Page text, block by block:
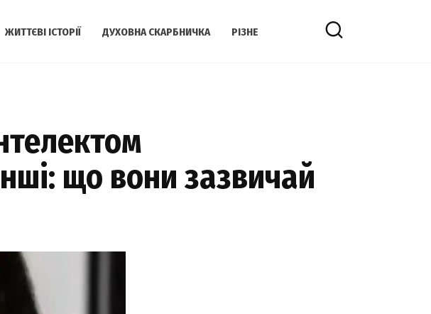
ЖИТТЄВІ ІСТОРІЇ ДУХОВНА СКАРБНИЧКА РІЗНЕ
що вони зазвичай